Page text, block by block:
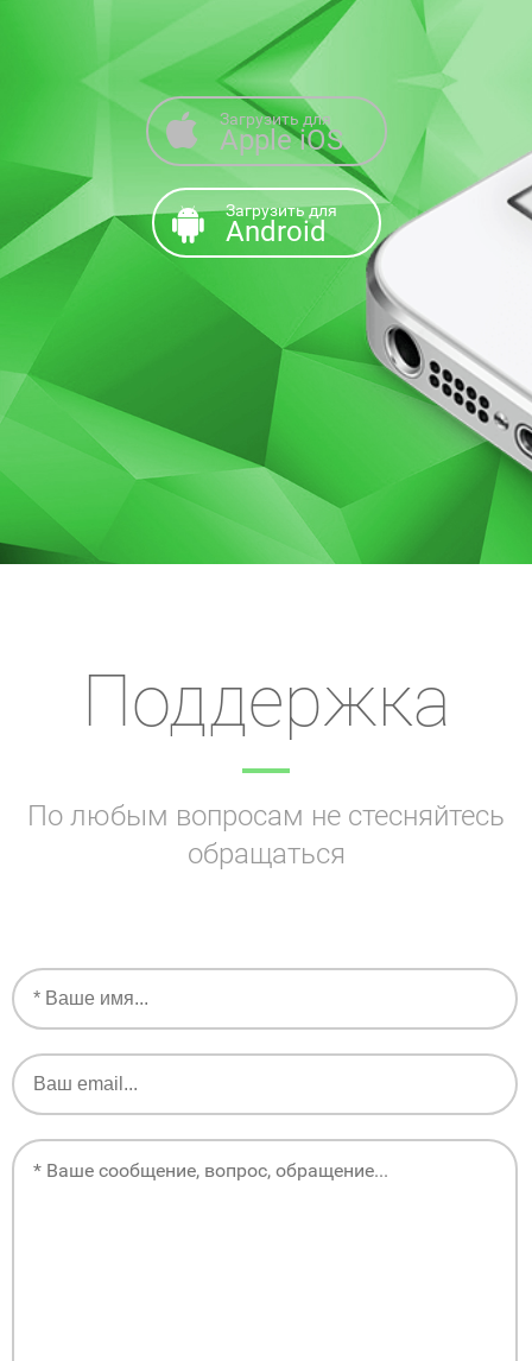
Загрузить для
Apple iOS
Загрузить для
Android
Поддержка
По любым вопросам не стесняйтесь
обращаться